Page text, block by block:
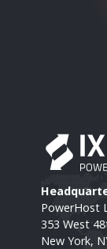
PowerHost
353 West
New York,